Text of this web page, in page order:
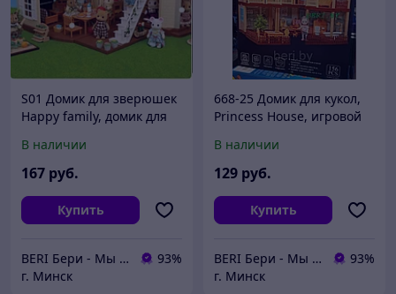
S01 Домик для зверюшек
Happy family, домик для
families)
В наличии
167 руб.
Купить
BERI Бери - Мы ненавидим демпинг, но нас вынуждают конкуренты
93%
г. Минск
668-25 Домик для кукол,
Princess House, игровой
мебелью и куклой
В наличии
129 руб.
Купить
BERI Бери - Мы ненавидим демпинг, но нас вынуждают конкуренты
93%
г. Минск